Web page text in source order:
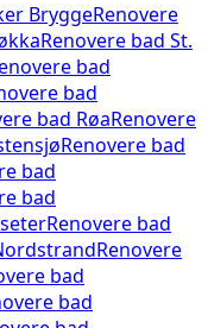
BryggeRenovere
Renovere bad St.
bad
bad
bad RøaRenovere
Renovere bad
bad
bad
Renovere bad
Renovere
bad
bad